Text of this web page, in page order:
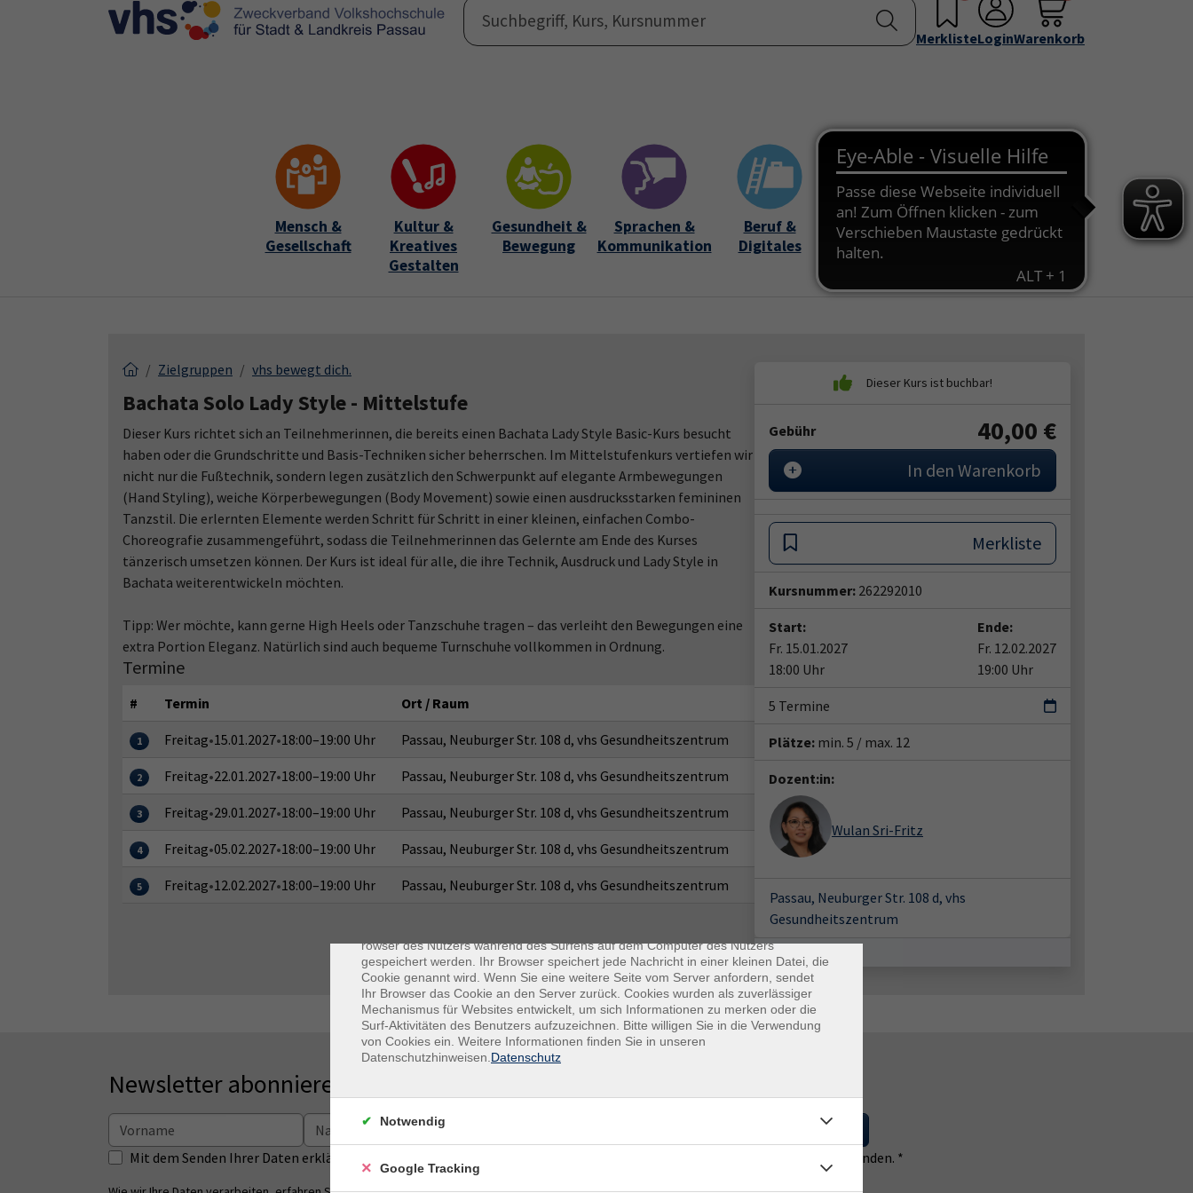
Skip to main content
Skip to page footer Programm Submenu for "Programm"Submenu for "Außenstellen"
Service & Info Submenu for "Service & Info"
Über uns
MerklisteLoginWarenkorb
Mensch &
Gesellschaft
Kultur &
Kreatives
Gestalten
Gesundheit &
Bewegung
Sprachen &
Kommunikation
Beruf &
Digitales
Onlinekurse
Zielgruppen vhs bewegt dich.
Bachata Solo Lady Style - Mittelstufe
Dieser Kurs richtet sich an Teilnehmerinnen, die bereits einen Bachata Lady Style Basic-Kurs besucht
haben oder die Grundschritte und Basis-Techniken sicher beherrschen. Im Mittelstufenkurs vertiefen wir
nicht nur die Fußtechnik, sondern legen zusätzlich den Schwerpunkt auf elegante Armbewegungen
(Hand Styling), weiche Körperbewegungen (Body Movement) sowie einen ausdrucksstarken femininen
Tanzstil. Die erlernten Elemente werden Schritt für Schritt in einer kleinen, einfachen Combo-
Choreografie zusammengeführt, sodass die Teilnehmerinnen das Gelernte am Ende des Kurses
tänzerisch umsetzen können. Der Kurs ist ideal für alle, die ihre Technik, Ausdruck und Lady Style in
Bachata weiterentwickeln möchten.
Tipp: Wer möchte, kann gerne High Heels oder Tanzschuhe tragen – das verleiht den Bewegungen eine
extra Portion Eleganz. Natürlich sind auch bequeme Turnschuhe vollkommen in Ordnung.
Termine
# Termin Ort / Raum
1 Freitag•15.01.2027•18:00–19:00 Uhr Passau, Neuburger Str. 108 d, vhs Gesundheitszentrum
2 Freitag•22.01.2027•18:00–19:00 Uhr Passau, Neuburger Str. 108 d, vhs Gesundheitszentrum
3 Freitag•29.01.2027•18:00–19:00 Uhr Passau, Neuburger Str. 108 d, vhs Gesundheitszentrum
4 Freitag•05.02.2027•18:00–19:00 Uhr Passau, Neuburger Str. 108 d, vhs Gesundheitszentrum
5 Freitag•12.02.2027•18:00–19:00 Uhr Passau, Neuburger Str. 108 d, vhs Gesundheitszentrum
Gebühr 40,00 €
In den Warenkorb
Merkliste
Kursnummer: 262292010
Start:
Fr. 15.01.2027
18:00 Uhr
Ende:
Fr. 12.02.2027
19:00 Uhr
5 Termine
Plätze: min. 5 / max. 12
Dozent:in:
Wulan Sri-Fritz
Passau, Neuburger Str. 108 d, vhs
Gesundheitszentrum
Newsletter abonnieren
E-Mail Adresse eintragen
Mit dem Senden Ihrer Daten erklären Sie sich mit der Verarbeitung gemäß unseren Datenschutzbestimmungen einverstanden. *
rowser des Nutzers während des Surfens auf dem Computer des Nutzers
gespeichert werden. Ihr Browser speichert jede Nachricht in einer kleinen Datei, die
Cookie genannt wird. Wenn Sie eine weitere Seite vom Server anfordern, sendet
Ihr Browser das Cookie an den Server zurück. Cookies wurden als zuverlässiger
Mechanismus für Websites entwickelt, um sich Informationen zu merken oder die
Surf-Aktivitäten des Benutzers aufzuzeichnen. Bitte willigen Sie in die Verwendung
von Cookies ein. Weitere Informationen finden Sie in unseren
Datenschutzhinweisen. Datenschutz
×
Notwendig
Google Tracking